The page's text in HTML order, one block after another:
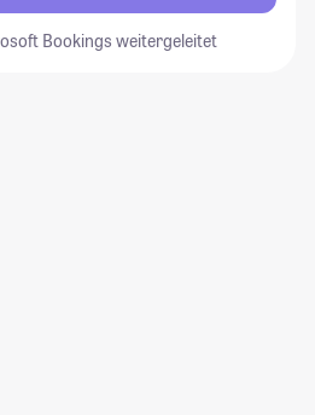
Bookings weitergeleitet